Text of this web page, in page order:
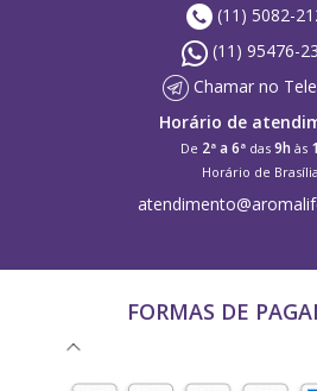
(11) 5082-
(11) 95476-
Chamar no
Horário de
De 2ª a 6ª das 9h às
Horário de Brasília
FORMAS DE